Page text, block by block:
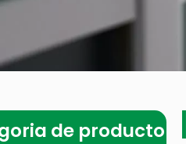
de producto